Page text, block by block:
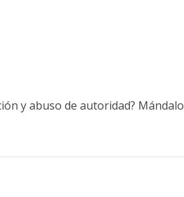
y abuso de autoridad? Mándalo